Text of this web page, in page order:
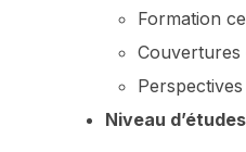
Formation
Couvertures
Niveau